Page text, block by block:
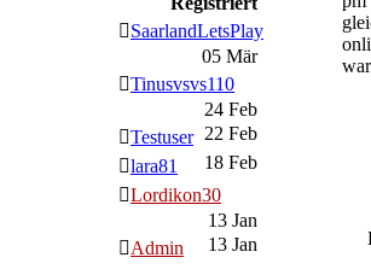
SaarlandLetsPlay
05 Mär
Tinusvsvs110
24 Feb
Testuser 22 Feb
lara81
18 Feb
Lordikon30
13 Jan
Admin
13 Jan